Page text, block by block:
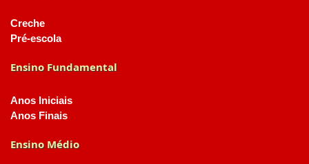
Creche
Pré-escola
Ensino Fundamental
Anos Iniciais
Anos Finais
Ensino Médio